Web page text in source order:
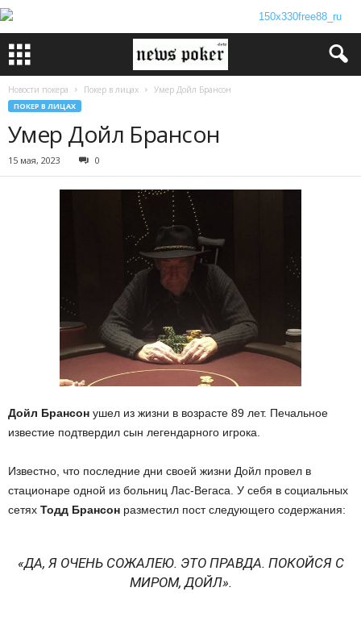
Новости покера Покер в лицах Умер Дойл Брансон
ПОКЕР В ЛИЦАХ
Умер Дойл Брансон
15 мая, 2023 0
Дойл Брансон ушел из жизни в возрасте 89 лет. Печальное
известие подтвердил сын легендарного игрока.
Известно, что последние дни своей жизни Дойл провел в
стационаре одной из больниц Лас-Вегаса. У себя в социальных
сетях Тодд Брансон разместил пост следующего содержания:
«ДА, Я ОЧЕНЬ СОЖАЛЕЮ. ЭТО ПРАВДА. ПОКОЙСЯ С
МИРОМ, ДОЙЛ».